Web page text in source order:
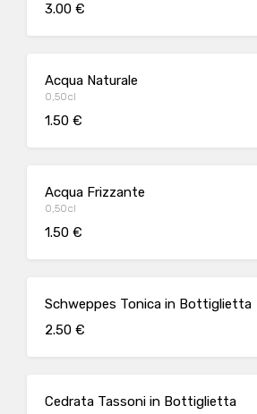
3.00 €
Acqua Naturale
0,50cl
1.50 €
Acqua Frizzante
0,50cl
1.50 €
Schweppes Tonica in Bottiglietta
2.50 €
Cedrata Tassoni in Bottiglietta